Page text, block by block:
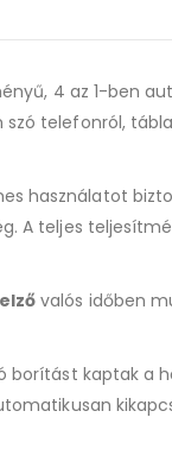
4 az 1-ben
szó telefonról,
használatot
A teljes
valós időben
borítást kaptak a